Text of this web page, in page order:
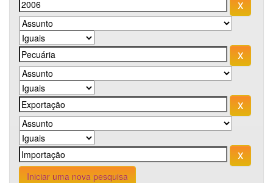
Iniciar uma nova pesquisa